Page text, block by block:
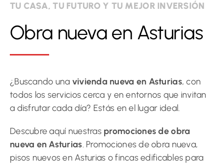
TU CASA, TU FUTURO Y TU MEJOR INVERSIÓN
Obra nueva en Asturias
¿Buscando una vivienda nueva en Asturias, con
todos los servicios cerca y en entornos que invitan
a disfrutar cada día? Estás en el lugar ideal.
Descubre aquí nuestras promociones de obra
nueva en Asturias. Promociones de obra nueva,
pisos nuevos en Asturias o fincas edificables para